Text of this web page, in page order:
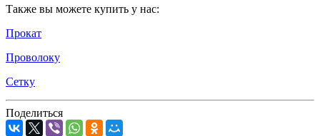
Также вы можете купить у нас:
Прокат
Проволоку
Сетку
Поделиться